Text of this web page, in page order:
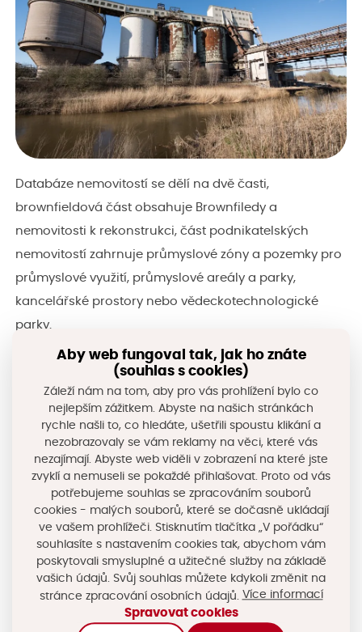
Databáze nemovitostí se dělí na dvě časti,
brownfieldová část obsahuje Brownfiledy a
nemovitosti k rekonstrukci, část podnikatelských
nemovitostí zahrnuje průmyslové zóny a pozemky pro
průmyslové využití, průmyslové areály a parky,
kancelářské prostory nebo vědeckotechnologické
parky.
Do databáze nemovitostí mohou registrovat své
lokality Vlastníci nemovitostí a brownfieldů. Vhodnou
lokalitu si je schopný vyhledat dle svých požadavků
potenciální investor (jak zahraniční, tak i firma, která
již v ČR působí). V neposlední řadě je Databáze
nemovitostí důležitým nástrojem pro zástupce
resortů/ministerstev a regionální partnery (kraje,
města, regionální rozvojové agentury) z důvodu
evidence podnikatelských příležitostí a nemovitostí
vhodných k regeneraci.
Vstup do databáze
Aby web fungoval tak, jak ho znáte
(souhlas s cookies)
Záleží nám na tom, aby pro vás prohlížení bylo co
nejlepším zážitkem. Abyste na našich stránkách
rychle našli to, co hledáte, ušetřili spoustu klikání a
nezobrazovaly se vám reklamy na věci, které vás
nezajímají. Abyste web viděli v zobrazení na které jste
zvyklí a nemuseli se pokaždé přihlašovat. Proto od vás
potřebujeme souhlas se zpracováním souborů
cookies - malých souborů, které se dočasně ukládají
ve vašem prohlížeči. Stisknutím tlačítka „V pořádku“
souhlasíte s nastavením cookies tak, abychom vám
poskytovali smysluplné a užitečné služby na základě
vašich údajů. Svůj souhlas můžete kdykoli změnit na
stránce zpracování osobních údajů. Více informací
Spravovat cookies